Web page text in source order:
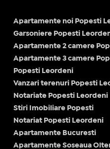
Apartamente noi Popesti
Garsoniere Popesti
Apartamente 2 camere
Apartamente 3 camere
Popesti Leordeni
Vanzari terenuri Popesti
Notariate Popesti Leordeni
Stiri Imobiliare Popesti
Notariat Popesti Leordeni
Apartamente Bucuresti
Apartamente Soseaua